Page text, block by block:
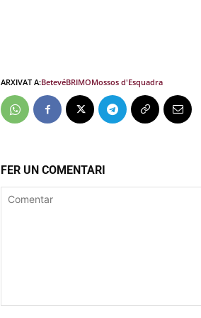
ARXIVAT A:BetevéBRIMOMossos d'Esquadra
FER UN COMENTARI